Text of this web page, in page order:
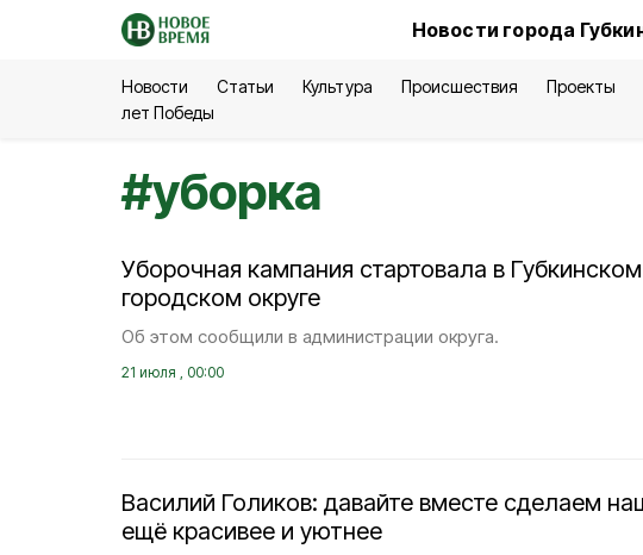
Новости города
Новости Статьи Культура Происшествия Проекты
лет Победы
#уборка
Уборочная кампания стартовала в Губкинском
городском округе
Об этом сообщили в администрации округа.
21 июля , 00:00
Василий Голиков: давайте вместе сделаем
ещё красивее и уютнее